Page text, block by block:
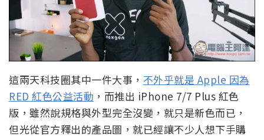
這兩天科技圈其中一件大事， 不外乎就是 Apple 因為
RED 紅色公益活動 ，而推出 iPhone 7/7 Plus 紅色
版，雖然說規格與外型完全沒變，就只是新色而已，
但光從官方釋出的產品圖，就已經讓不少人想下手購